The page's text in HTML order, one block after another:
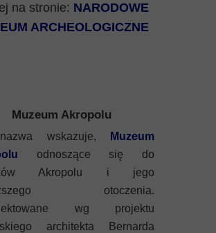
na stronie: NARODOWE
ARCHEOLOGICZNE
Muzeum Akropolu
wskazuje,
Muzeum
odnoszące się do
Akropolu i jego
otoczenia.
wg projektu
architekta Bernarda